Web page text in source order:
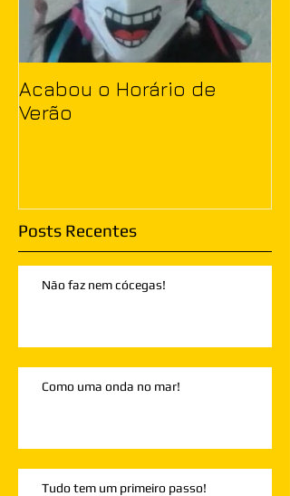
Acabou o Horário de
Verão
Posts Recentes
Não faz nem cócegas!
Como uma onda no mar!
Tudo tem um primeiro passo!